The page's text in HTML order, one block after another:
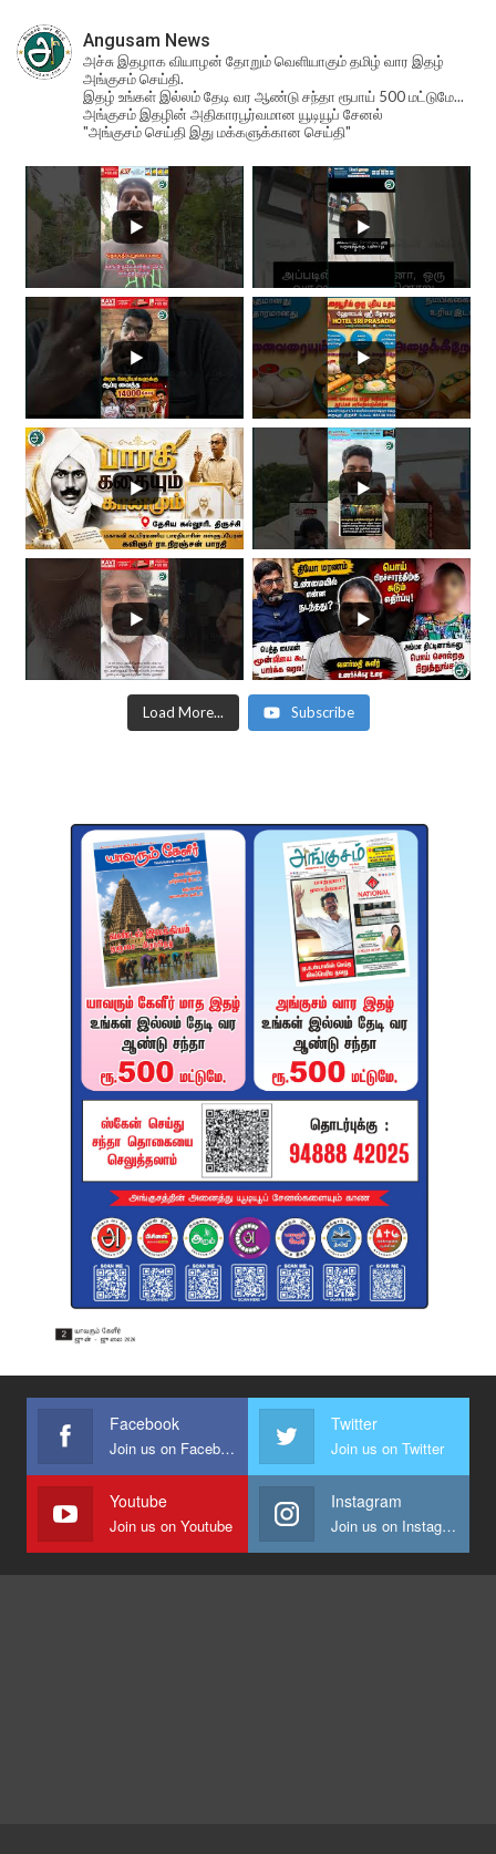
Angusam News
அச்சு இதழாக வியாழன் தோறும் வெளியாகும் தமிழ் வார இதழ்
அங்குசம் செய்தி.
இதழ் உங்கள் இல்லம் தேடி வர ஆண்டு சந்தா ரூபாய் 500 மட்டுமே...
அங்குசம் இதழின் அதிகாரபூர்வமான யூடியூப் சேனல்
"அங்குசம் செய்தி இது மக்களுக்கான செய்தி"
Load More... Subscribe
Facebook
Join us on Facebook
Twitter
Join us on Twitter
Youtube
Join us on Youtube
Instagram
Join us on Instagram